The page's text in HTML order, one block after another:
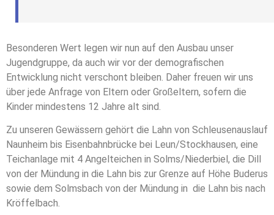
Besonderen Wert legen wir nun auf den Ausbau unser
Jugendgruppe, da auch wir vor der demografischen
Entwicklung nicht verschont bleiben. Daher freuen wir uns
über jede Anfrage von Eltern oder Großeltern, sofern die
Kinder mindestens 12 Jahre alt sind.
Zu unseren Gewässern gehört die Lahn von Schleusenauslauf
Naunheim bis Eisenbahnbrücke bei Leun/Stockhausen, eine
Teichanlage mit 4 Angelteichen in Solms/Niederbiel, die Dill
von der Mündung in die Lahn bis zur Grenze auf Höhe Buderus
sowie dem Solmsbach von der Mündung in die Lahn bis nach
Kröffelbach.